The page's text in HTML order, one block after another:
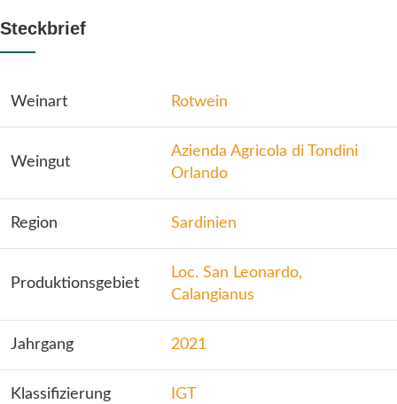
Steckbrief
Weinart Rotwein
Weingut
Azienda Agricola di Tondini
Orlando
Region Sardinien
Produktionsgebiet
Loc. San Leonardo,
Calangianus
Jahrgang 2021
Klassifizierung IGT